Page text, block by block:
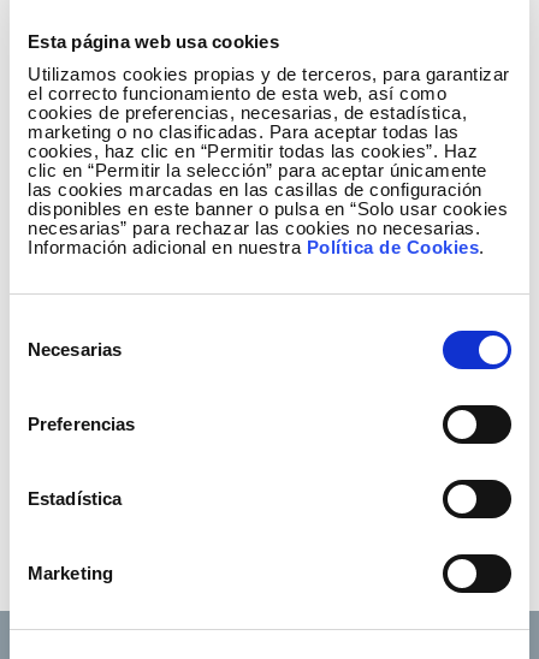
Esta página web usa cookies
Utilizamos cookies propias y de terceros, para garantizar
el correcto funcionamiento de esta web, así como
cookies de preferencias, necesarias, de estadística,
marketing o no clasificadas. Para aceptar todas las
cookies, haz clic en “Permitir todas las cookies”. Haz
clic en “Permitir la selección” para aceptar únicamente
las cookies marcadas en las casillas de configuración
disponibles en este banner o pulsa en “Solo usar cookies
necesarias” para rechazar las cookies no necesarias.
Información adicional en nuestra Política de Cookies.
Necesarias
Preferencias
Estadística
Marketing